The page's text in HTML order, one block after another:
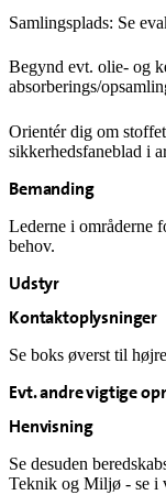
Samlingsplads: Se
Begynd evt. olie- og
absorberings/
Orientér dig om
sikkerhedsfaneblad i
Bemanding
Lederne i områderne
behov.
Udstyr
Kontaktoplysninger
Se boks øverst til
Evt. andre vigtige
Henvisning
Se desuden
Teknik og Miljø - se i